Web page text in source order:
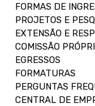
FORMAS DE
PROJETOS E
EXTENSÃO E
COMISSÃO
EGRESSOS
FORMATURAS
PERGUNTAS
CENTRAL DE